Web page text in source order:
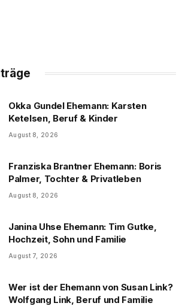
Okka Gundel Ehemann: Karsten
Ketelsen, Beruf & Kinder
August 8, 2026
Franziska Brantner Ehemann: Boris
Palmer, Tochter & Privatleben
August 8, 2026
Janina Uhse Ehemann: Tim Gutke,
Hochzeit, Sohn und Familie
August 7, 2026
Wer ist der Ehemann von Susan Link?
Wolfgang Link, Beruf und Familie